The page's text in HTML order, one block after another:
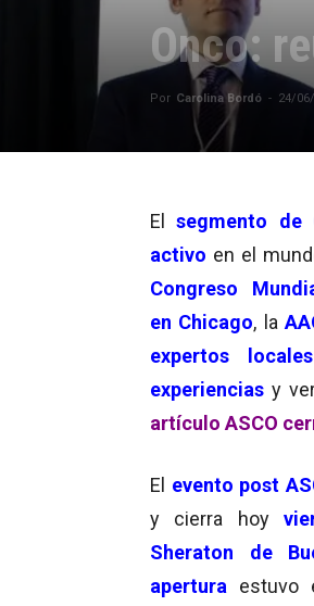
Onco:
Por Carolina Bordó - 24/
Elsegmento de
activo en el
Congreso
en Chicago, la
expertos locales
experiencias y
artículo ASCO
El evento post
y cierra hoy
Sheraton de
apertura estuvo